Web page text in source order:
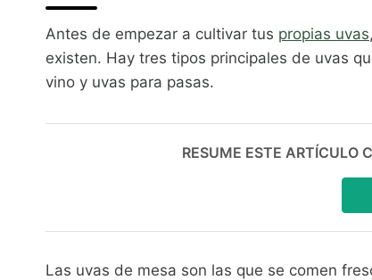
Antes de empezar a cultivar tus propias uvas
existen. Hay tres tipos principales de uvas
vino y uvas para pasas.
RESUME ESTE
Las uvas de mesa son las que se comen